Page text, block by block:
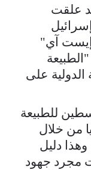
علقت
إيست آي"
الدولية على
للطبيعة
من خلال
وهذا دليل
مجرد جهود